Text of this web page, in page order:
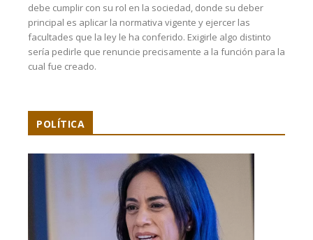
debe cumplir con su rol en la sociedad, donde su deber
principal es aplicar la normativa vigente y ejercer las
facultades que la ley le ha conferido. Exigirle algo distinto
sería pedirle que renuncie precisamente a la función para la
cual fue creado.
POLÍTICA